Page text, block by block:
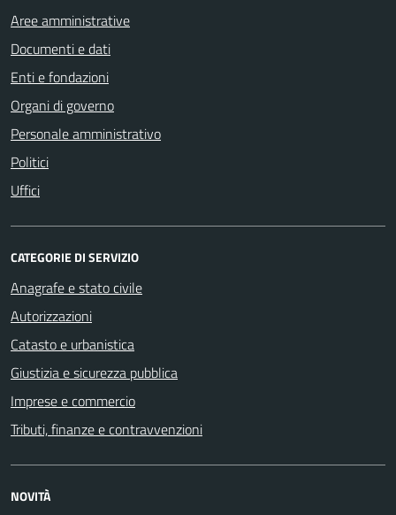
Aree amministrative
Documenti e dati
Enti e fondazioni
Organi di governo
Personale amministrativo
Politici
Uffici
CATEGORIE DI SERVIZIO
Anagrafe e stato civile
Autorizzazioni
Catasto e urbanistica
Giustizia e sicurezza pubblica
Imprese e commercio
Tributi, finanze e contravvenzioni
NOVITÀ